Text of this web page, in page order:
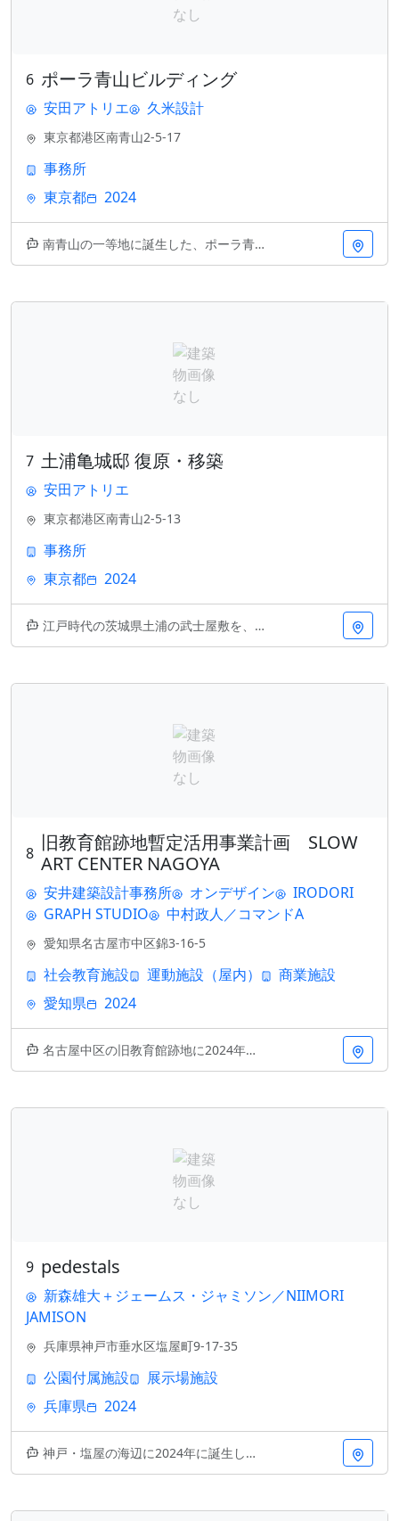
6 ポーラ青山ビルディング
安田アトリエ 久米設計
東京都港区南青山2-5-17
事務所
東京都
2024
南青山の一等地に誕生した、ポーラ青山ビルディング。久米設計と安田アトリエによる洗練された設計が特徴です。2024年竣工の
7 土浦亀城邸 復原・移築
安田アトリエ
東京都港区南青山2-5-13
事務所
東京都
2024
江戸時代の茨城県土浦の武士屋敷を、現代の青山に蘇らせた傑作です。安田アトリエが手がけた復原・移築プロジェクトで、歴史的な
8 旧教育館跡地暫定活用事業計画 SLOW
ART CENTER NAGOYA
安井建築設計事務所 オンデザイン
IRODORI
GRAPH STUDIO
中村政人／コマンドA
愛知県名古屋市中区錦3-16-5
社会教育施設 運動施設（屋内）
商業施設
愛知県
2024
名古屋中区の旧教育館跡地に2024年誕生した複合施設。社会教育施設、屋内運動施設、商業施設が融合した先進的な空間設計が特
9 pedestals
新森雄大＋ジェームス・ジャミソン／NIIMORI
JAMISON
兵庫県神戸市垂水区塩屋町9-17-35
公園付属施設
展示場施設
兵庫県
2024
神戸・塩屋の海辺に2024年に誕生した「pedestals」。新森雄大とジェームス・ジャミソンの協働による設計で、公園付